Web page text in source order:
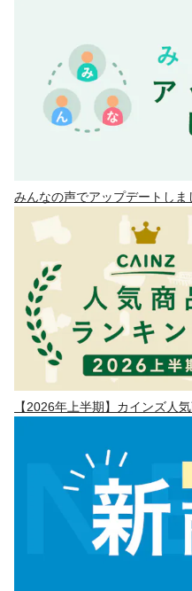
みんなの声でアップデートしま
【2026年上半期】カインズ人